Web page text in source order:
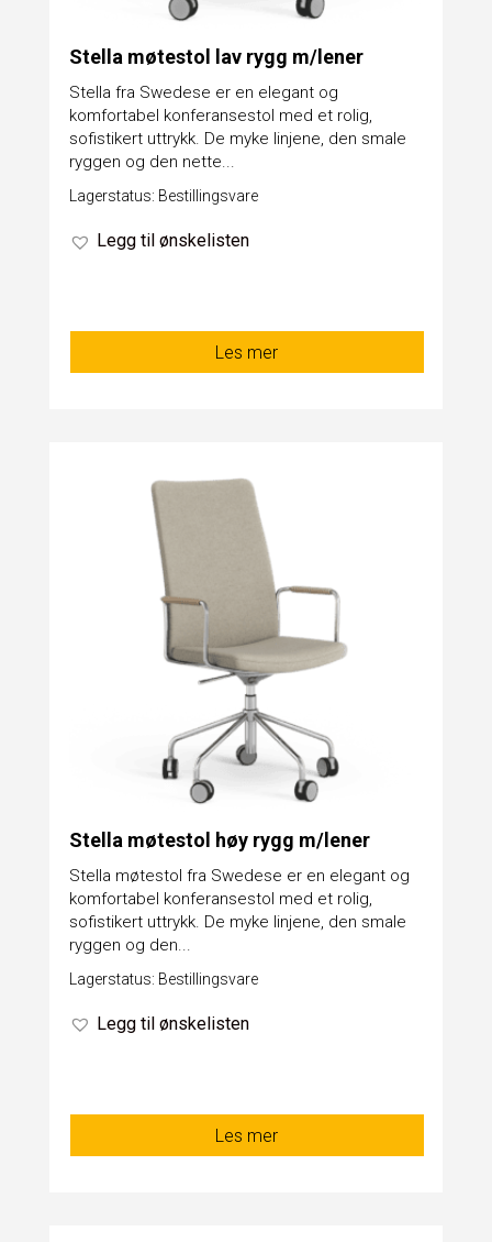
Stella møtestol lav rygg m/lener
Stella fra Swedese er en elegant og
komfortabel konferansestol med et rolig,
sofistikert uttrykk. De myke linjene, den smale
ryggen og den nette...
Lagerstatus: Bestillingsvare
Legg til ønskelisten
Les mer
Stella møtestol høy rygg m/lener
Stella møtestol fra Swedese er en elegant og
komfortabel konferansestol med et rolig,
sofistikert uttrykk. De myke linjene, den smale
ryggen og den...
Lagerstatus: Bestillingsvare
Legg til ønskelisten
Les mer